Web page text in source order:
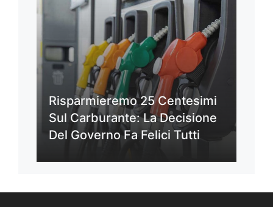
Risparmieremo 25 Centesimi
Sul Carburante: La Decisione
Del Governo Fa Felici Tutti